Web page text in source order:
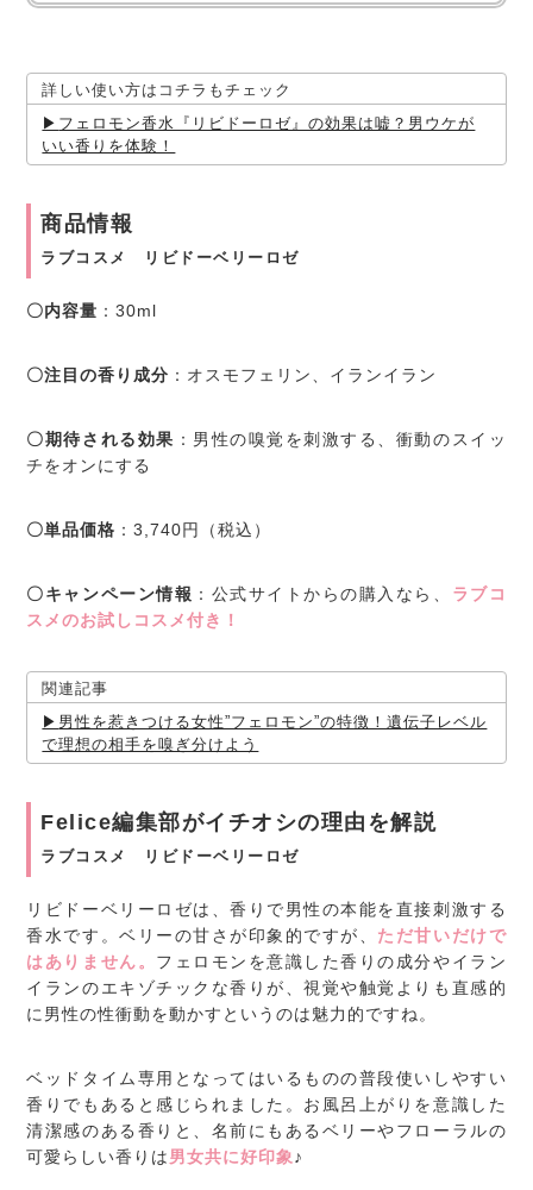
詳しい使い方はコチラもチェック
フェロモン香水『リビドーロゼ』の効果は嘘？男ウケが
いい香りを体験！
商品情報
ラブコスメ リビドーベリーロゼ
〇内容量 ：30ml
〇注目の香り成分 ：オスモフェリン、イランイラン
〇期待される効果 ：男性の嗅覚を刺激する、衝動のスイッ
チをオンにする
〇単品価格 ：3,740円（税込）
〇キャンペーン情報 ：公式サイトからの購入なら、 ラブコ
スメのお試しコスメ付き！
関連記事
男性を惹きつける女性”フェロモン”の特徴！遺伝子レベル
で理想の相手を嗅ぎ分けよう
Felice編集部がイチオシの理由を解説
ラブコスメ リビドーベリーロゼ
リビドーベリーロゼは、香りで男性の本能を直接刺激する
香水です。ベリーの甘さが印象的ですが、 ただ甘いだけで
はありません。 フェロモンを意識した香りの成分やイラン
イランのエキゾチックな香りが、視覚や触覚よりも直感的
に男性の性衝動を動かすというのは魅力的ですね。
ベッドタイム専用となってはいるものの普段使いしやすい
香りでもあると感じられました。お風呂上がりを意識した
清潔感のある香りと、名前にもあるベリーやフローラルの
可愛らしい香りは男女共に好印象♪